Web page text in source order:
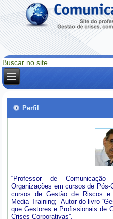
Perfil
“Professor de
Organizações em cursos de
cursos de Gestão de Riscos e
Media Training; Autor do livro
que Gestores e Profissionais de
Crises Corporativas”.